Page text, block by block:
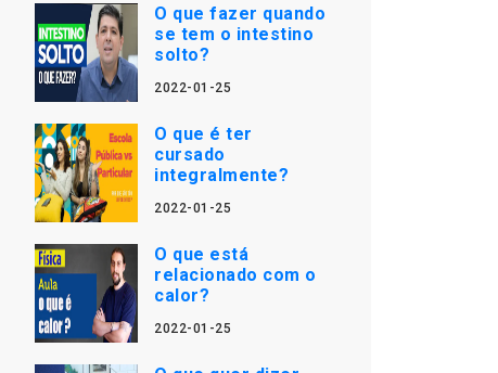
O que fazer quando
se tem o intestino
solto?
2022-01-25
O que é ter
cursado
integralmente?
2022-01-25
O que está
relacionado com o
calor?
2022-01-25